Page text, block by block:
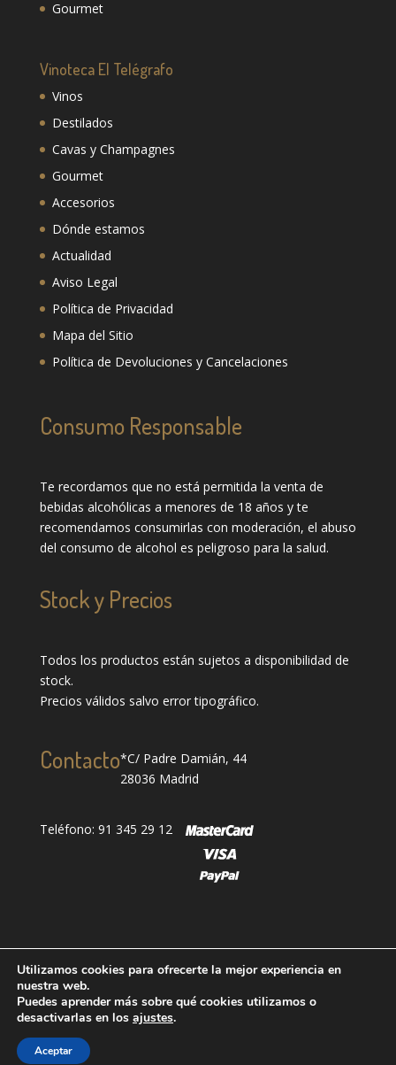
Gourmet
Vinoteca El Telégrafo
Vinos
Destilados
Cavas y Champagnes
Gourmet
Accesorios
Dónde estamos
Actualidad
Aviso Legal
Política de Privacidad
Mapa del Sitio
Política de Devoluciones y Cancelaciones
Consumo Responsable
Te recordamos que no está permitida la venta de
bebidas alcohólicas a menores de 18 años y te
recomendamos consumirlas con moderación, el abuso
del consumo de alcohol es peligroso para la salud.
Stock y Precios
Todos los productos están sujetos a disponibilidad de
stock.
Precios válidos salvo error tipográfico.
Contacto*C/ Padre Damián, 44
28036 Madrid
Teléfono: 91 345 29 12
Designed byshowin| Todos los derechos reservados
| Grupo Oter 2025®
Utilizamos cookies para ofrecerte la mejor experiencia en
nuestra web.
Puedes aprender más sobre qué cookies utilizamos o
desactivarlas en los ajustes.
Aceptar